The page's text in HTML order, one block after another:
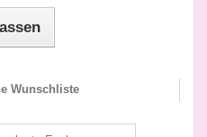
Wunschliste